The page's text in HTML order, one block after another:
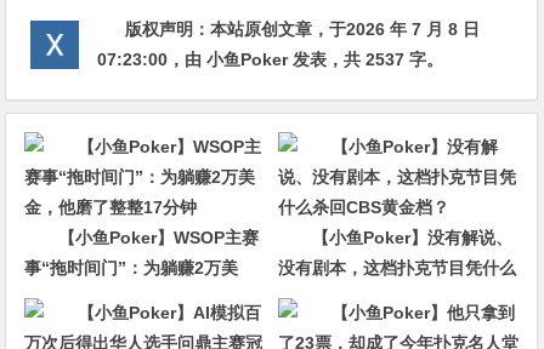
版权声明：本站原创文章，于2026 年 7 月 8 日
07:23:00 ，由小鱼Poker发表，共 2537 字。
【小鱼Poker】WSOP主赛
事“拖时间门”：为躺赚2万美
金，他磨了整整17分钟
【小鱼Poker】没有解说、
没有剧本，这档扑克节目凭什么
杀回CBS黄金档？